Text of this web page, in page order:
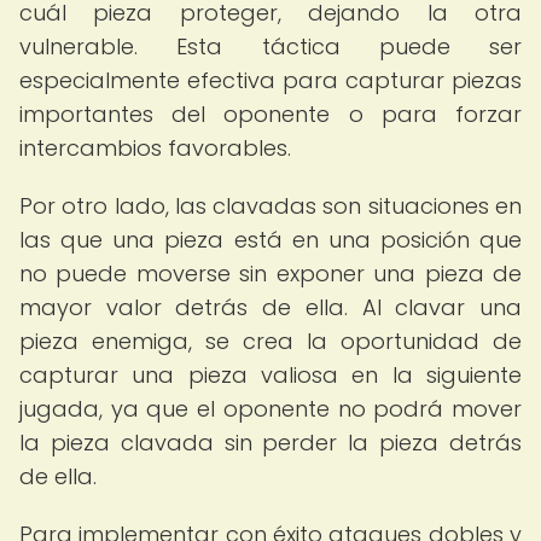
cuál pieza proteger, dejando la otra
vulnerable. Esta táctica puede ser
especialmente efectiva para capturar piezas
importantes del oponente o para forzar
intercambios favorables.
Por otro lado, las clavadas son situaciones en
las que una pieza está en una posición que
no puede moverse sin exponer una pieza de
mayor valor detrás de ella. Al clavar una
pieza enemiga, se crea la oportunidad de
capturar una pieza valiosa en la siguiente
jugada, ya que el oponente no podrá mover
la pieza clavada sin perder la pieza detrás
de ella.
Para implementar con éxito ataques dobles y